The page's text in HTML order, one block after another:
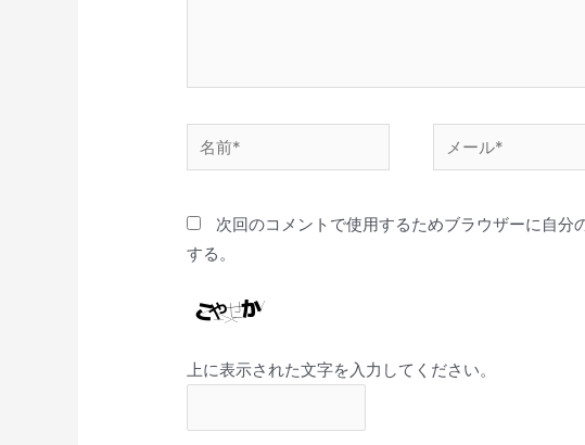
次回のコメントで使用するためブラウザーに自分
する。
上に表示された文字を入力してください。